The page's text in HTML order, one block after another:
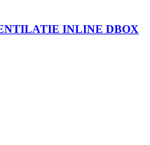
INLINE DBOX